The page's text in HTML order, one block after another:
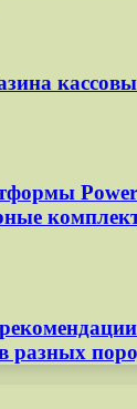
разных